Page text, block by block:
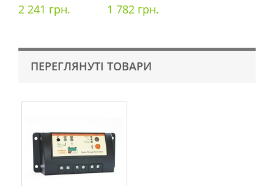
2 241 грн. 1 782 грн.
ПЕРЕГЛЯНУТІ ТОВАРИ